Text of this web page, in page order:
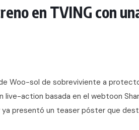
en TVING con
Woo-sol de sobreviviente a
live-action basada en el webtoon
ya presentó un teaser póster que